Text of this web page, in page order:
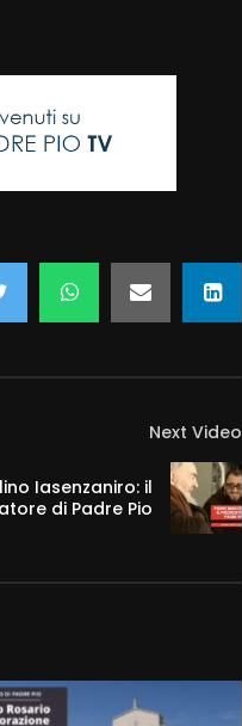
Next Video
Iasenzaniro: il
di Padre Pio